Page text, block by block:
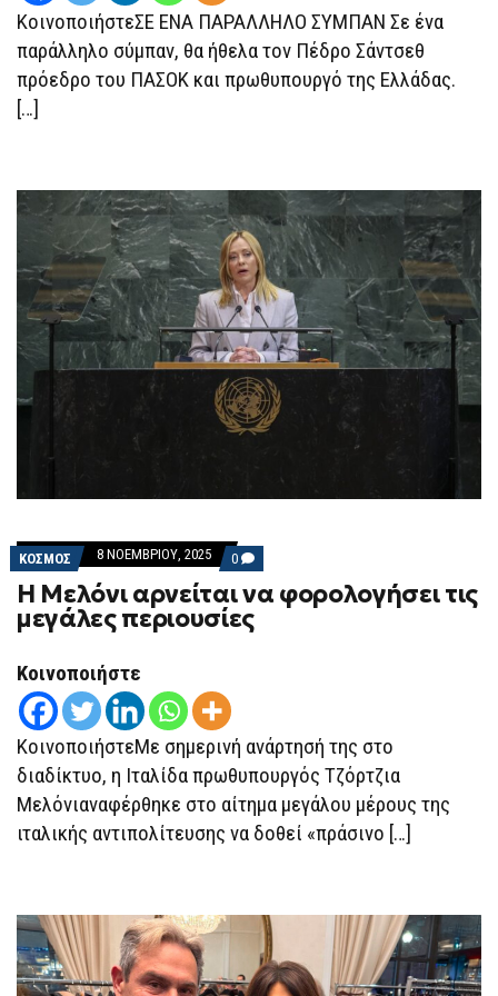
ΚΑΙ
ΠΡΩΘΥΠΟΥΡΓΌ
ΤΗΣ
ΚοινοποιήστεΣΕ ΕΝΑ ΠΑΡΑΛΛΗΛΟ ΣΥΜΠΑΝ Σε ένα
παράλληλο σύμπαν, θα ήθελα τον Πέδρο Σάντσεθ
πρόεδρο του ΠΑΣΟΚ και πρωθυπουργό της Ελλάδας.
[…]
ΚΟΣΜΟΣ 8 ΝΟΕΜΒΡΊΟΥ, 2025 0 COMMENTS
ON
H
ΜΕΛΌΝΙ
ΑΡΝΕΊΤΑΙ
H Μελόνι αρνείται να φορολογήσει τις
μεγάλες περιουσίες
Κοινοποιήστε
ΚοινοποιήστεΜε σημερινή ανάρτησή της στο
διαδίκτυο, η Ιταλίδα πρωθυπουργός Τζόρτζια
Μελόνιαναφέρθηκε στο αίτημα μεγάλου μέρους της
ιταλικής αντιπολίτευσης να δοθεί «πράσινο […]